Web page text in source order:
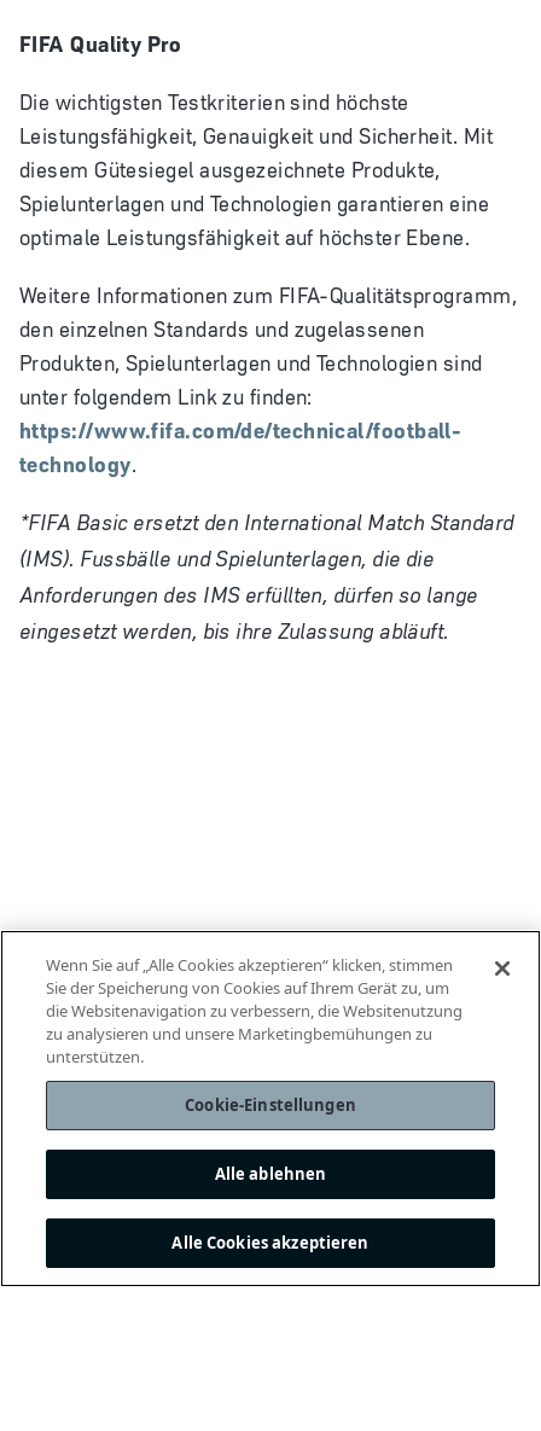
FIFA Quality Pro
Die wichtigsten Testkriterien sind höchste
Leistungsfähigkeit, Genauigkeit und Sicherheit. Mit
diesem Gütesiegel ausgezeichnete Produkte,
Spielunterlagen und Technologien garantieren eine
optimale Leistungsfähigkeit auf höchster Ebene.
Weitere Informationen zum FIFA-Qualitätsprogramm,
den einzelnen Standards und zugelassenen
Produkten, Spielunterlagen und Technologien sind
unter folgendem Link zu finden:
https://www.fifa.com/de/technical/football-
technology
*FIFA Basic ersetzt den International Match Standard
(IMS). Fussbälle und Spielunterlagen, die die
Anforderungen des IMS erfüllten, dürfen so lange
eingesetzt werden, bis ihre Zulassung abläuft.
Wenn Sie auf „Alle Cookies akzeptieren“ klicken, stimmen
Sie der Speicherung von Cookies auf Ihrem Gerät zu, um
die Websitenavigation zu verbessern, die Websitenutzung
zu analysieren und unsere Marketingbemühungen zu
unterstützen.
Cookie-Einstellungen
Alle ablehnen
Alle Cookies akzeptieren